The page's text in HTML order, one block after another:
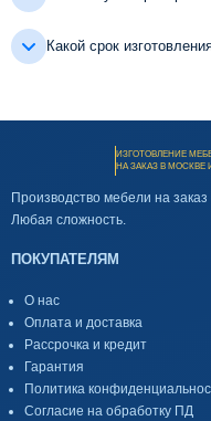
Какой срок
ИЗГОТОВЛЕНИЕ
НА ЗАКАЗ В МОСКВЕ
Производство мебели на
Любая сложность.
ПОКУПАТЕЛЯМ
О нас
Оплата и доставка
Рассрочка и кредит
Гарантия
Политика
Согласие на обработку ПД